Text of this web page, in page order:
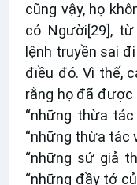
cũng vậy, họ
có Người[29], từ
lệnh truyền sai
điều đó. Vì thế,
rằng họ đã được
“những thừa tác
“những thừa tác
“những sứ giả
“những đầy tớ